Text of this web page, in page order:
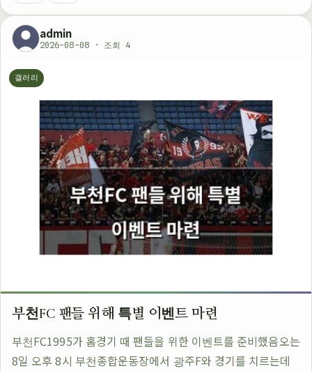
admin
2026-08-08 · 조회 4
갤러리
부천FC 팬들 위해 특별 이벤트 마련
부천FC1995가 홈경기 때 팬들을 위한 이벤트를 준비했음오는
8일 오후 8시 부천종합운동장에서 광주F와 경기를 치르는데